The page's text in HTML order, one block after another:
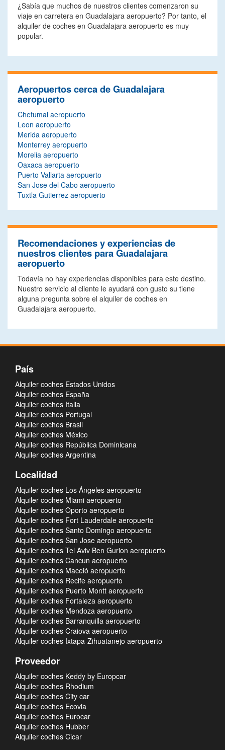
¿Sabía que muchos de nuestros clientes comenzaron su
viaje en carretera en Guadalajara aeropuerto? Por tanto, el
alquiler de coches en Guadalajara aeropuerto es muy
popular.
Aeropuertos cerca de Guadalajara
aeropuerto
Chetumal aeropuerto
Leon aeropuerto
Merida aeropuerto
Monterrey aeropuerto
Morelia aeropuerto
Oaxaca aeropuerto
Puerto Vallarta aeropuerto
San Jose del Cabo aeropuerto
Tuxtla Gutierrez aeropuerto
Recomendaciones y experiencias de
nuestros clientes para Guadalajara
aeropuerto
Todavía no hay experiencias disponibles para este destino.
Nuestro servicio al cliente le ayudará con gusto su tiene
alguna pregunta sobre el alquiler de coches en
Guadalajara aeropuerto.
País
Alquiler coches Estados Unidos
Alquiler coches España
Alquiler coches Italia
Alquiler coches Portugal
Alquiler coches Brasil
Alquiler coches México
Alquiler coches República Dominicana
Alquiler coches Argentina
Localidad
Alquiler coches Los Ángeles aeropuerto
Alquiler coches Miami aeropuerto
Alquiler coches Oporto aeropuerto
Alquiler coches Fort Lauderdale aeropuerto
Alquiler coches Santo Domingo aeropuerto
Alquiler coches San Jose aeropuerto
Alquiler coches Tel Aviv Ben Gurion aeropuerto
Alquiler coches Cancun aeropuerto
Alquiler coches Maceió aeropuerto
Alquiler coches Recife aeropuerto
Alquiler coches Puerto Montt aeropuerto
Alquiler coches Fortaleza aeropuerto
Alquiler coches Mendoza aeropuerto
Alquiler coches Barranquilla aeropuerto
Alquiler coches Craiova aeropuerto
Alquiler coches Ixtapa-Zihuatanejo aeropuerto
Proveedor
Alquiler coches Keddy by Europcar
Alquiler coches Rhodium
Alquiler coches City car
Alquiler coches Ecovia
Alquiler coches Eurocar
Alquiler coches Hubber
Alquiler coches Cicar